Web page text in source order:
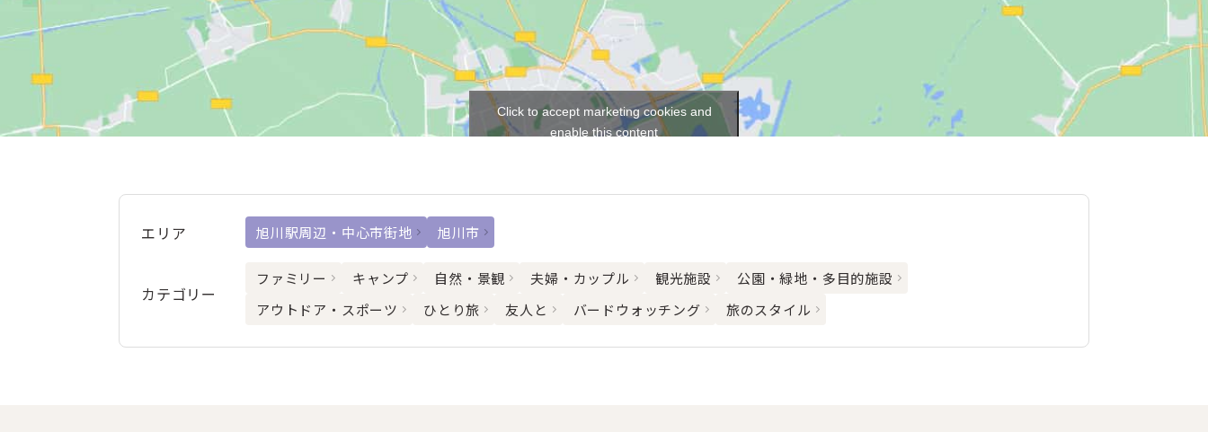
Click to accept marketing cookies and
enable this content
エリア 旭川駅周辺・中心市街地 旭川市
カテゴリー
ファミリー キャンプ 自然・景観 夫婦・カップル 観光施設
公園・緑地・多目的施設
アウトドア・スポーツ
ひとり旅 友人と バードウォッチング 旅のスタイル